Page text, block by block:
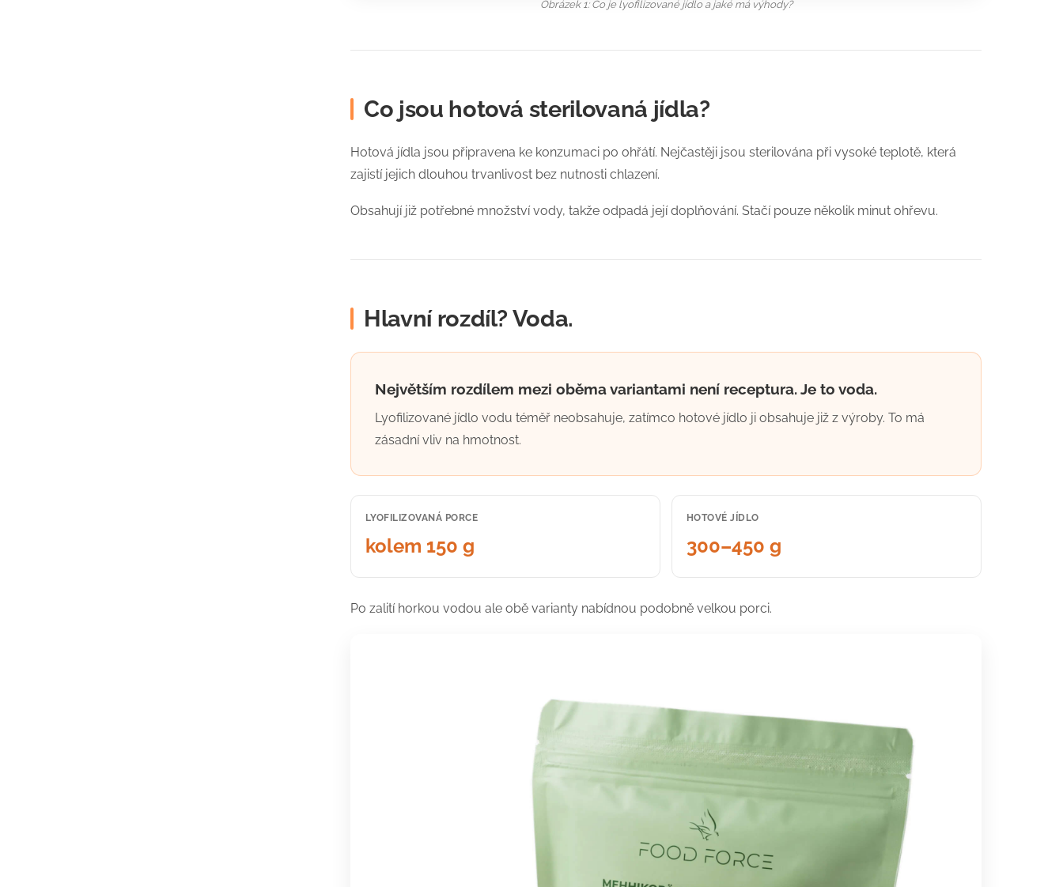
Obrázek 1: Co je lyofilizované jídlo a jaké má výhody?
Co jsou hotová sterilovaná jídla?
Hotová jídla jsou připravena ke konzumaci po ohřátí. Nejčastěji jsou sterilována při vysoké teplotě, která
zajistí jejich dlouhou trvanlivost bez nutnosti chlazení.
Obsahují již potřebné množství vody, takže odpadá její doplňování. Stačí pouze několik minut ohřevu.
Hlavní rozdíl? Voda.
Největším rozdílem mezi oběma variantami není receptura. Je to voda.
Lyofilizované jídlo vodu téměř neobsahuje, zatímco hotové jídlo ji obsahuje již z výroby. To má
zásadní vliv na hmotnost.
LYOFILIZOVANÁ PORCE
kolem 150 g
HOTOVÉ JÍDLO
300–450 g
Po zalití horkou vodou ale obě varianty nabídnou podobně velkou porci.